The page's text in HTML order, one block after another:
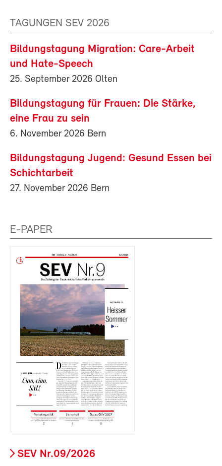
TAGUNGEN SEV 2026
Bildungstagung Migration: Care-Arbeit
und Hate-Speech
25. September 2026 Olten
Bildungstagung für Frauen: Die Stärke,
eine Frau zu sein
6. November 2026 Bern
Bildungstagung Jugend: Gesund Essen bei
Schichtarbeit
27. November 2026 Bern
E-PAPER
SEV Nr.09/2026